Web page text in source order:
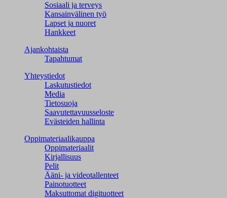
Sosiaali ja terveys
Kansainvälinen työ
Lapset ja nuoret
Hankkeet
Ajankohtaista
Tapahtumat
Yhteystiedot
Laskutustiedot
Media
Tietosuoja
Saavutettavuusseloste
Evästeiden hallinta
Oppimateriaalikauppa
Oppimateriaalit
Kirjallisuus
Pelit
Ääni- ja videotallenteet
Painotuotteet
Maksuttomat digituotteet